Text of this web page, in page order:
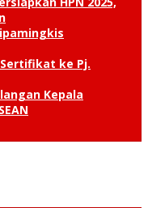
ke Pj.
Kepala